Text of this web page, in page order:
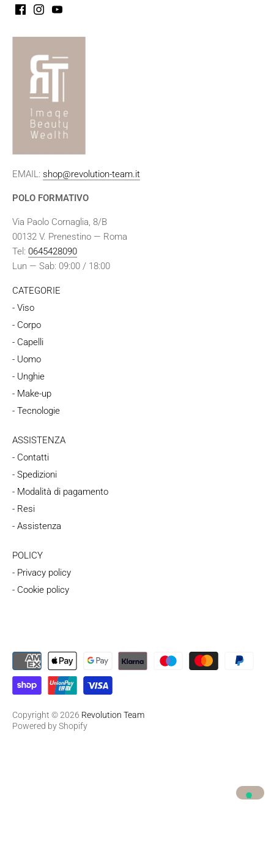
EMAIL: shop@revolution-team.it
POLO FORMATIVO
Via Paolo Cornaglia, 8/B
00132 V. Prenestino — Roma
Tel: 0645428090
Lun — Sab: 09:00 / 18:00
CATEGORIE
- Viso
- Corpo
- Capelli
- Uomo
- Unghie
- Make-up
- Tecnologie
ASSISTENZA
- Contatti
- Spedizioni
- Modalità di pagamento
- Resi
- Assistenza
POLICY
- Privacy policy
- Cookie policy
Copyright © 2026 Revolution Team
Powered by Shopify